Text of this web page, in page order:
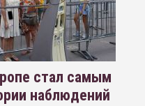
стал самым
наблюдений